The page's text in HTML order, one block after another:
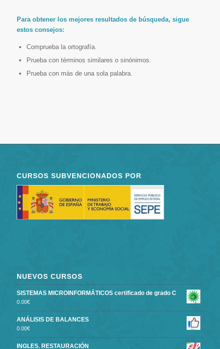
Para obtener los mejores resultados de búsqueda, sigue
estos consejos:
Comprueba la ortografía.
Prueba con términos similares o sinónimos.
Prueba con más de una sola palabra.
CURSOS SUBVENCIONADOS POR
NUEVOS CURSOS
SISTEMAS MICROINFORMÁTICOS certificado de grado C
0.00€
ANÁLISIS DE BALANCES
0.00€
INGLES. RESTAURACIÓN